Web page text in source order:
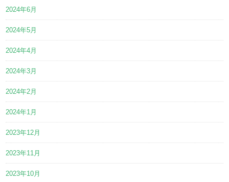
2024年6月
2024年5月
2024年4月
2024年3月
2024年2月
2024年1月
2023年12月
2023年11月
2023年10月